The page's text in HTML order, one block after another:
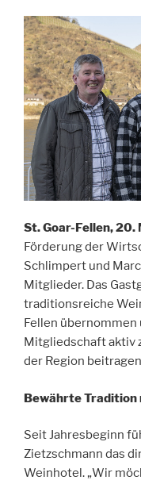
St. Goar-Fellen,
Förderung der
Schlimpert und
Mitglieder. Das
traditionsreiche
Fellen
Mitgliedschaft aktiv
der Region
Bewährte
Seit Jahresbeginn
Zietzschmann das
Weinhotel. „Wir